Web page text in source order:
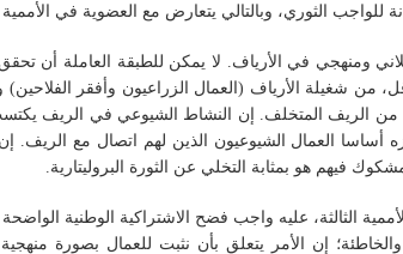
الثوري، وبالتالي يتعارض مع العضوية في الأممية
ومنهجي في الأرياف. لا يمكن للطبقة العاملة أن
شغيلة الأرياف (العمال الزراعيون وأفقر الفلاحين)
من الريف المتخلف. إن النشاط الشيوعي في الريف
أساسا العمال الشيوعيون الذين لهم اتصال مع الريف.
فيهم هو بمثابة التخلي عن الثورة البروليتارية.
الثالثة، عليه واجب فضح الاشتراكية الوطنية
إن الأمر يتعلق بأن نثبت للعمال بصورة